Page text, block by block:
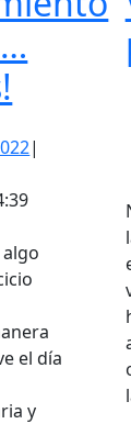
1100
días!
30
2022
|
algo
el día
y